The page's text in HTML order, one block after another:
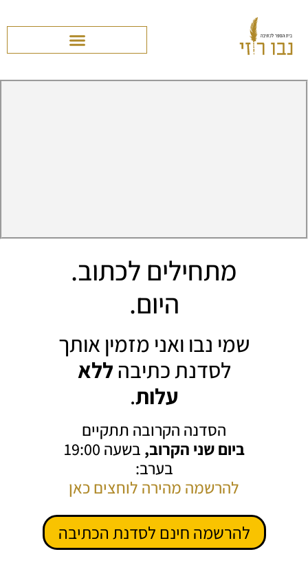
מתחילים לכתוב.
היום.
שמי נבו ואני מזמין אותך
לסדנת כתיבהללא
עלות.
הסדנה הקרובה תתקיים
ביום שני הקרוב,
בשעה 19:00
בערב:
להרשמה מהירה לוחצים כאן
להרשמה חינם לסדנת הכתיבה